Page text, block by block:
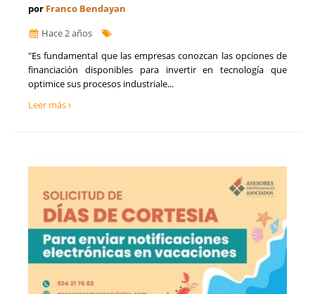
por Franco Bendayan
Hace 2 años
"Es fundamental que las empresas conozcan las opciones de
financiación disponibles para invertir en tecnología que
optimice sus procesos industriale...
Leer más